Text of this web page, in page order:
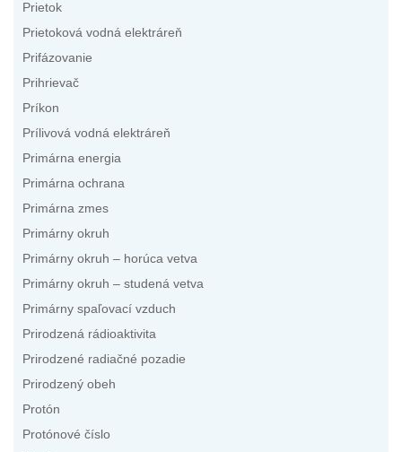
Prietok
Prietoková vodná elektráreň
Prifázovanie
Prihrievač
Príkon
Prílivová vodná elektráreň
Primárna energia
Primárna ochrana
Primárna zmes
Primárny okruh
Primárny okruh – horúca vetva
Primárny okruh – studená vetva
Primárny spaľovací vzduch
Prirodzená rádioaktivita
Prirodzené radiačné pozadie
Prirodzený obeh
Protón
Protónové číslo